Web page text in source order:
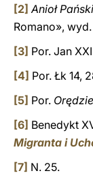
[2] Anioł Pański
Romano»,
[3] Por. Jan
[4] Por. Łk 14,
[5] Por.
[6] Benedykt
Migranta i
[7] N. 25.